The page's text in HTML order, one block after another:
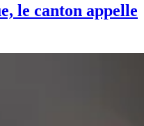
le canton appelle